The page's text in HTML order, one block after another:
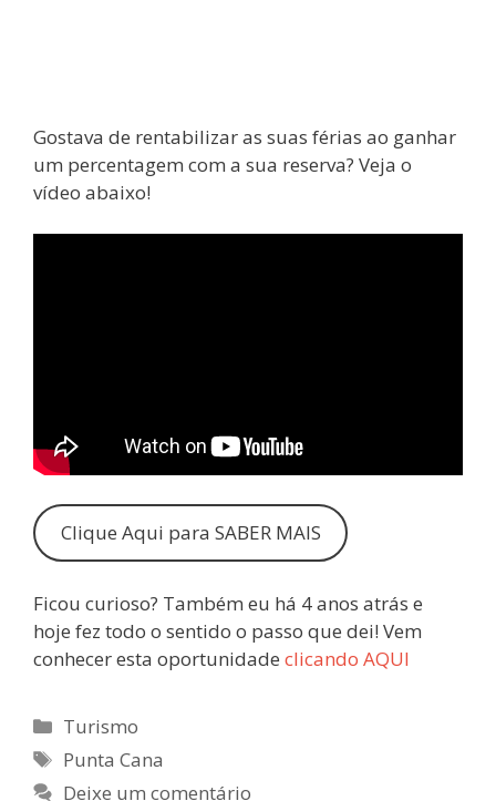
Gostava de rentabilizar as suas férias ao ganhar
um percentagem com a sua reserva? Veja o
vídeo abaixo!
Clique Aqui para SABER MAIS
Ficou curioso? Também eu há 4 anos atrás e
hoje fez todo o sentido o passo que dei! Vem
conhecer esta oportunidade clicando AQUI
Categorias
Turismo
Etiquetas
Punta Cana
Deixe um comentário